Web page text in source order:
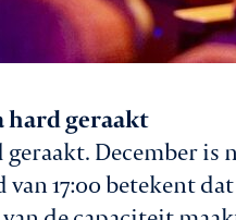
hard geraakt
December
17:00 betekent